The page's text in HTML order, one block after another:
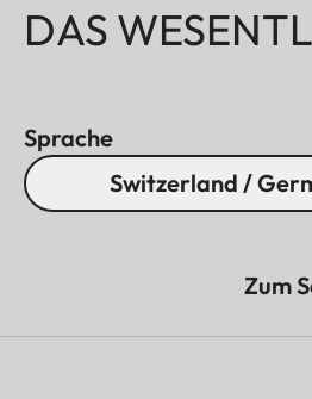
DAS
Sprache
Switzerland /
Zum